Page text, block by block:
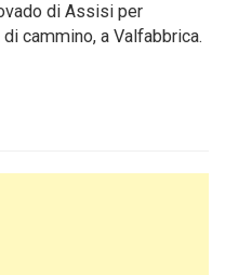
di Assisi per
cammino, a Valfabbrica.